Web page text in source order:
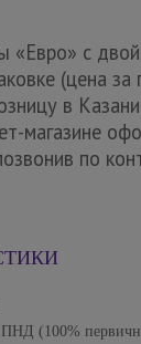
«Евро» с
(цена за
в
магазине
по
ПНД (100%